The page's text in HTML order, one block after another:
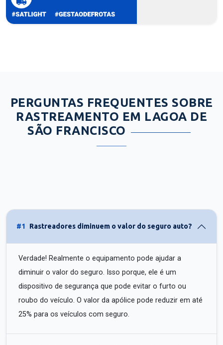
PERGUNTAS FREQUENTES SOBRE
RASTREAMENTO EM LAGOA DE
SÃO FRANCISCO
#1 Rastreadores diminuem o valor do seguro auto?
Verdade! Realmente o equipamento pode ajudar a
diminuir o valor do seguro. Isso porque, ele é um
dispositivo de segurança que pode evitar o furto ou
roubo do veículo. O valor da apólice pode reduzir em até
25% para os veículos com seguro.